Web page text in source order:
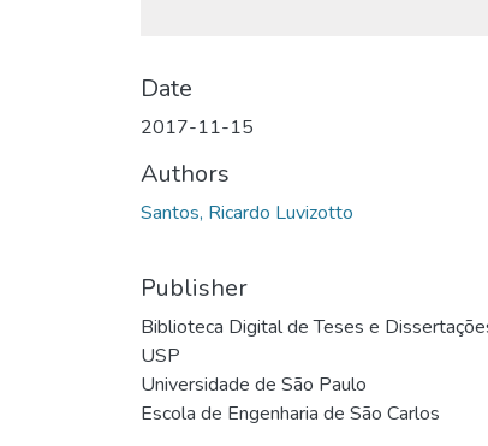
Date
2017-11-15
Authors
Santos, Ricardo Luvizotto
Publisher
Biblioteca Digital de Teses e
USP
Universidade de São Paulo
Escola de Engenharia de São Carlos